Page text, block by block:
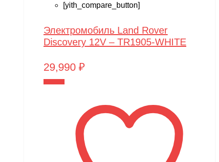
[yith_compare_button]
Электромобиль Land Rover
Discovery 12V – TR1905-WHITE
29,990 ₽